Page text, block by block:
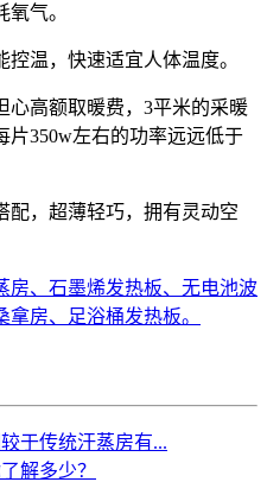
气。
温，快速适宜人体温度。
心高额取暖费，3平米的采暖
片350w左右的功率远远低于
配，超薄轻巧，拥有灵动空
房、石墨烯发热板、无电池波
房、足浴桶发热板。
于传统汗蒸房有...
解多少？